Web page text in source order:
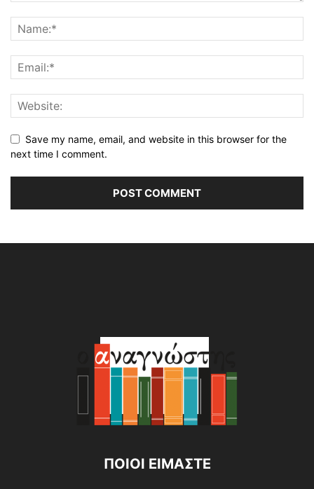
Save my name, email, and website in this browser for the
next time I comment.
ΠΟΙΟΙ ΕΙΜΑΣΤΕ